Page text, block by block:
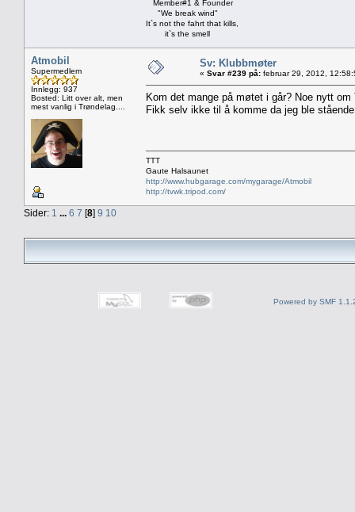
Member#1 & Founder
"We break wind"
It`s not the fahrt that kills,
it`s the smell
Atmobil
Supermedlem
Innlegg: 937
Bosted: Litt over alt, men
mest vanlig i Trøndelag....
Sv: Klubbmøter
« Svar #239 på: februar 29, 2012,
Kom det mange på møtet i går? Noe nytt
Fikk selv ikke til å komme da jeg ble
TTT
Gaute Halsaunet
http://www.hubgarage.com/mygarage/Atmobil
http://tvwk.tripod.com/
Sider: 1 ... 6 7 [8] 9 10
Powered by SMF